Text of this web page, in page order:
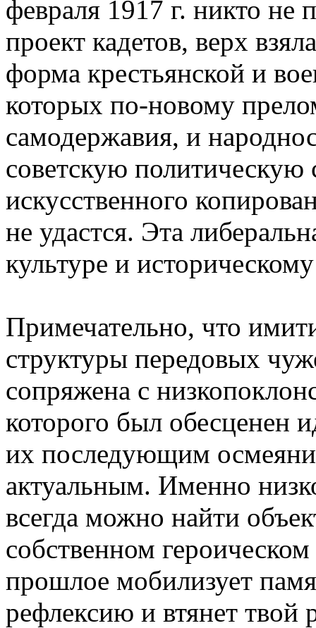
февраля 1917 г. никто не
проект кадетов, верх
форма крестьянской и
которых по-новому
самодержавия, и
советскую политическую
искусственного
не удастся. Эта
культуре и
Примечательно, что
структуры передовых
сопряжена с
которого был обесценен
их последующим
актуальным. Именно
всегда можно найти
собственном
прошлое мобилизует
рефлексию и втянет твой